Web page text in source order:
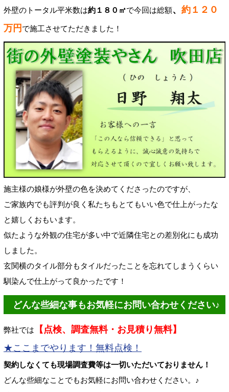
外壁のトータル平米数は約１８０㎡で今回は総額、 約１２０
万円 で施工させてただきました！
施主様の娘様が外壁の色を決めてくださったのですが、
ご家族内でも評判が良く私たちもとてもいい色で仕上がったな
と嬉しくおもいます。
似たような外観の住宅が多い中で近隣住宅との差別化にも成功
しました。
玄関横のタイル部分もタイルだったことを忘れてしまうくらい
馴染んで仕上がって良かったです！
どんな些細な事もお気軽にお問い合わせください♪
弊社では
【点検、調査無料・お見積り無料】
★ここまでやります！無料点検！
契約しなくても現場調査費等は一切いただいておりません！
どんな些細なことでもお気軽にお問い合わせください。♪